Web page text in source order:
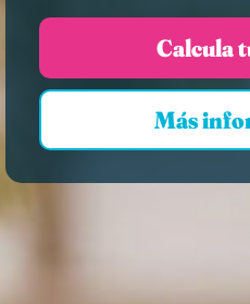
Calcula
Más